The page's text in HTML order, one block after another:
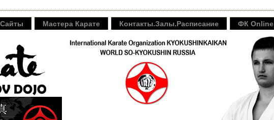
Сайты Мастера Карате Контакты.Залы.Расписание ФК Online